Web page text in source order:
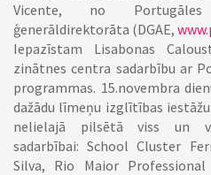
Vicente, no Portugāles
ģenerāldirektorāta (DGAE,
Iepazīstam Lisabonas
zinātnes centra sadarbību ar
programmas. 15.novembra
dažādu līmeņu izglītības
nelielajā pilsētā viss un
sadarbībai: School Cluster
Silva, Rio Maior